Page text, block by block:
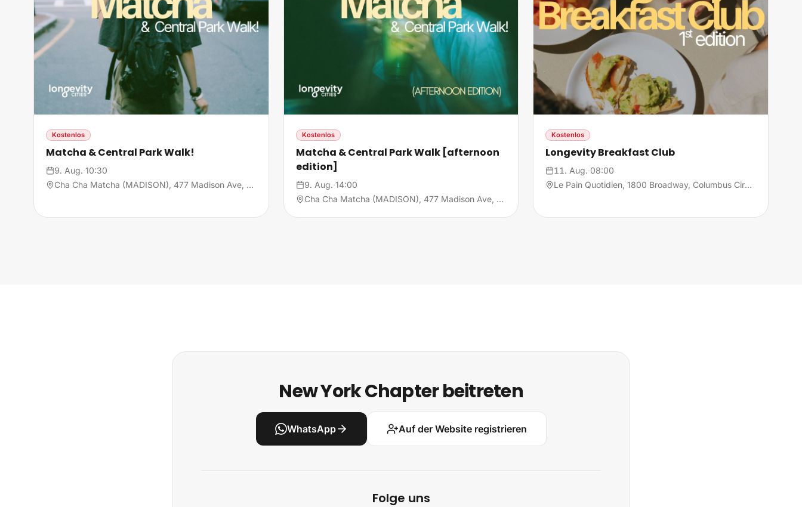
Kostenlos
Matcha & Central Park Walk!
9. Aug.·10:30
Cha Cha Matcha (MADISON), 477 Madison Ave, 10022 New York
Kostenlos
Matcha & Central Park Walk [afternoon
edition]
9. Aug.·14:00
Cha Cha Matcha (MADISON), 477 Madison Ave, 10022 New York
Kostenlos
Longevity Breakfast Club
11. Aug.·08:00
Le Pain Quotidien, 1800 Broadway, Columbus Circle, 10019 New York
New York Chapter beitreten
WhatsApp Auf der Website registrieren
Folge uns